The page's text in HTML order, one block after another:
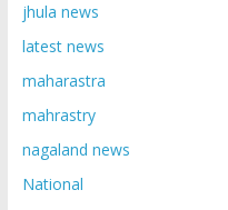
jhula news
latest news
maharastra
mahrastry
nagaland news
National